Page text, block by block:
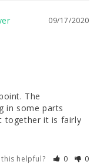
09/17/2020
The
in some parts
together it is fairly
this helpful? 0 0